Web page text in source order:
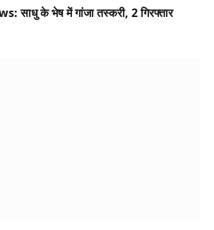
साधु के भेष में गांजा तस्करी, 2 गिरफ्तार